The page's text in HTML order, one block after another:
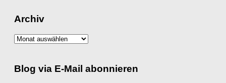
Archiv
Archiv
Blog via E-Mail abonnieren